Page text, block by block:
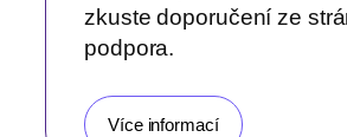
zkuste doporučení ze
podpora.
Více informací